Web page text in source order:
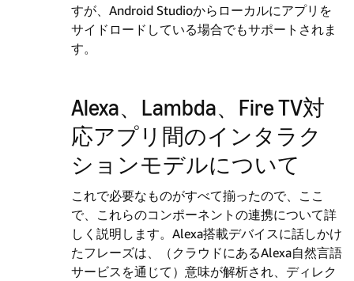
すが、Android Studioからローカルにアプリを
サイドロードしている場合でもサポートされま
す。
Alexa、Lambda、Fire TV対
応アプリ間のインタラク
ションモデルについて
これで必要なものがすべて揃ったので、ここ
で、これらのコンポーネントの連携について詳
しく説明します。Alexa搭載デバイスに話しかけ
たフレーズは、（クラウドにあるAlexa自然言語
サービスを通じて）意味が解析され、ディレク